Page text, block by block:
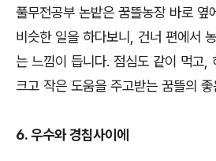
풀무전공부 논밭은 꿈뜰농장 바로 옆
비슷한 일을 하다보니, 건너 편에서
는 느낌이 듭니다. 점심도 같이 먹고,
크고 작은 도움을 주고받는 꿈뜰의
6. 우수와 경칩사이에